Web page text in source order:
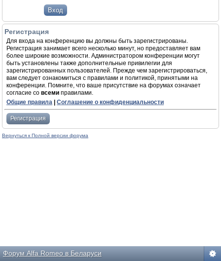
Регистрация
Для входа на конференцию вы должны быть зарегистрированы.
Регистрация занимает всего несколько минут, но предоставляет вам
более широкие возможности. Администратором конференции могут
быть установлены также дополнительные привилегии для
зарегистрированных пользователей. Прежде чем зарегистрироваться,
вам следует ознакомиться с правилами и политикой, принятыми на
конференции. Помните, что ваше присутствие на форумах означает
согласие со всеми правилами.
Общие правила
Соглашение о конфиденциальности
Регистрация
Вернуться к Полной версии форума
Форум Alfa Romeo в Беларуси